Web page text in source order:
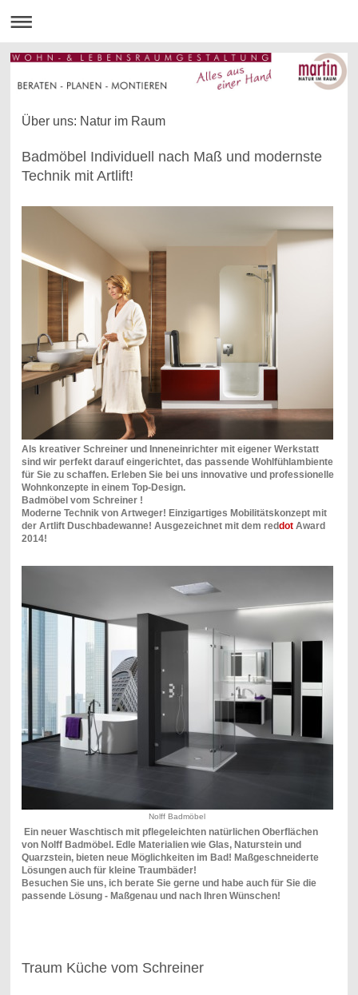
Über uns: Natur im Raum
Badmöbel Individuell nach Maß und modernste
Technik mit Artlift!
Als kreativer Schreiner und Inneneinrichter mit eigener Werkstatt
sind wir perfekt darauf eingerichtet, das passende Wohlfühlambiente
für Sie zu schaffen. Erleben Sie bei uns innovative und professionelle
Wohnkonzepte in einem Top-Design.
Badmöbel vom Schreiner !
Moderne Technik von Artweger! Einzigartiges Mobilitätskonzept mit
der Artlift Duschbadewanne! Ausgezeichnet mit dem reddotAward
2014!
Nolff Badmöbel
Ein neuer Waschtisch mit pflegeleichten natürlichen Oberflächen
von Nolff Badmöbel. Edle Materialien wie Glas, Naturstein und
Quarzstein, bieten neue Möglichkeiten im Bad! Maßgeschneiderte
Lösungen auch für kleine Traumbäder!
Besuchen Sie uns, ich berate Sie gerne und habe auch für Sie die
passende Lösung - Maßgenau und nach Ihren Wünschen!
Traum Küche vom Schreiner